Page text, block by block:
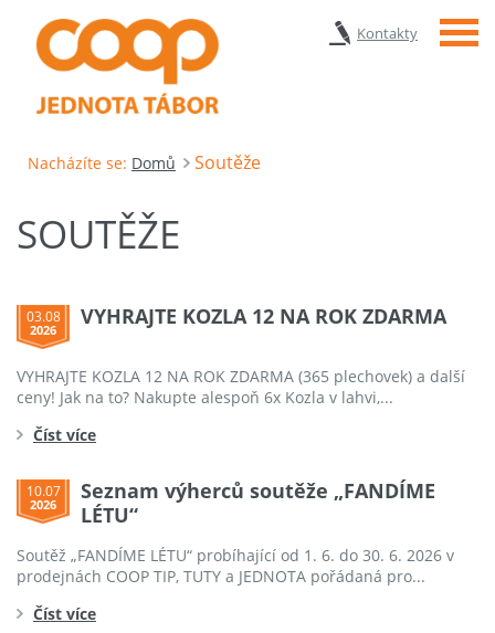
Kontakty Menu
Nacházíte se: Domů Soutěže
SOUTĚŽE
03.08
2026
VYHRAJTE KOZLA 12 NA ROK ZDARMA
VYHRAJTE KOZLA 12 NA ROK ZDARMA (365 plechovek) a další
ceny! Jak na to? Nakupte alespoň 6x Kozla v lahvi,...
Číst více
10.07
2026
Seznam výherců soutěže „FANDÍME
LÉTU“
Soutěž „FANDÍME LÉTU“ probíhající od 1. 6. do 30. 6. 2026 v
prodejnách COOP TIP, TUTY a JEDNOTA pořádaná pro...
Číst více